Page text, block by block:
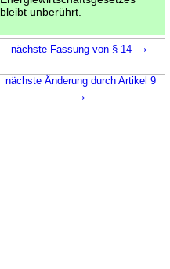
bleibt unberührt.
nächste Fassung von § 14 →
nächste Änderung durch Artikel 9
→